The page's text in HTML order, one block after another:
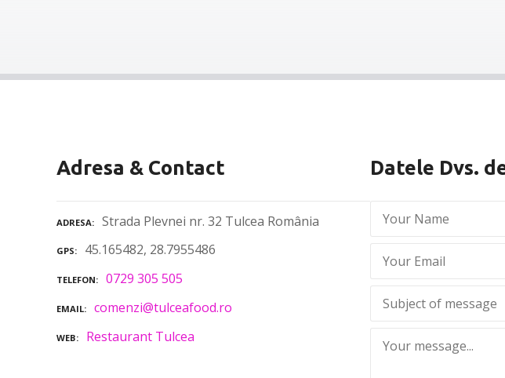
Adresa & Contact
ADRESA Strada Plevnei nr. 32 Tulcea România
GPS 45.165482, 28.7955486
TELEFON 0729 305 505
EMAIL comenzi@tulceafood.ro
WEB Restaurant Tulcea
Datele Dvs.